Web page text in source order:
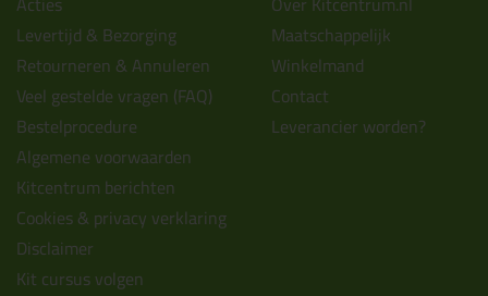
Levertijd & Bezorging
Retourneren & Annuleren
Veel gestelde vragen (FAQ)
Bestelprocedure
Algemene voorwaarden
Kitcentrum berichten
Cookies & privacy verklaring
Disclaimer
Kit cursus volgen
Maatschappelijk
Winkelmand
Contact
Leverancier worden?